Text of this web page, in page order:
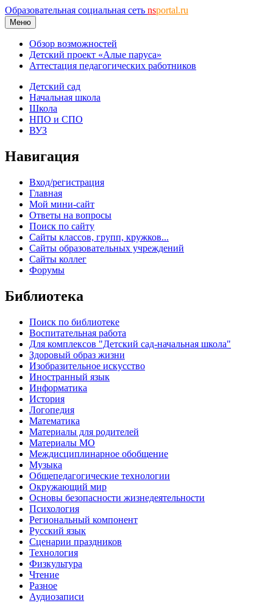
Образовательная социальная сеть nsportal.ru
Меню
Обзор возможностей
Детский проект «Алые паруса»
Аттестация педагогических работников
Детский сад
Начальная школа
Школа
НПО и СПО
ВУЗ
Навигация
Вход/регистрация
Главная
Мой мини-сайт
Ответы на вопросы
Поиск по сайту
Сайты классов, групп, кружков...
Сайты образовательных учреждений
Сайты коллег
Форумы
Библиотека
Поиск по библиотеке
Воспитательная работа
Для комплексов "Детский сад-начальная школа"
Здоровый образ жизни
Изобразительное искусство
Иностранный язык
Информатика
История
Логопедия
Математика
Материалы для родителей
Материалы МО
Междисциплинарное обобщение
Музыка
Общепедагогические технологии
Окружающий мир
Основы безопасности жизнедеятельности
Психология
Региональный компонент
Русский язык
Сценарии праздников
Технология
Физкультура
Чтение
Разное
Аудиозаписи